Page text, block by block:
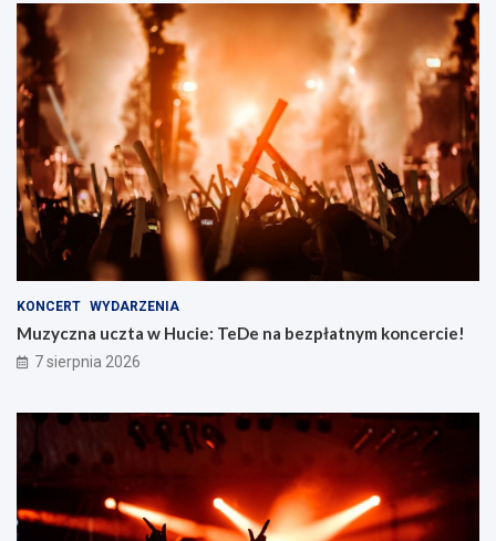
KONCERT WYDARZENIA
Muzyczna uczta w Hucie: TeDe na bezpłatnym koncercie!
7 sierpnia 2026